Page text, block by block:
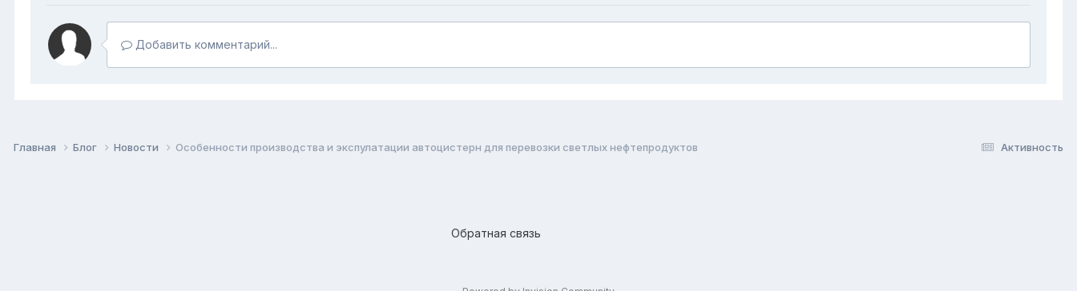
Добавить комментарий...
Активность
Главная Блог Новости Особенности производства и экспулатации автоцистерн для перевозки светлых нефтепродуктов
Обратная связь